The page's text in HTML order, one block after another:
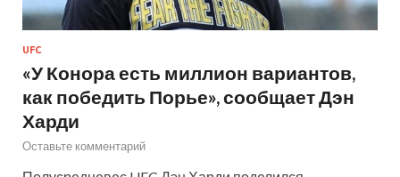
UFC
«У Конора есть миллион вариантов,
как победить Порье», сообщает Дэн
Харди
Оставьте комментарий